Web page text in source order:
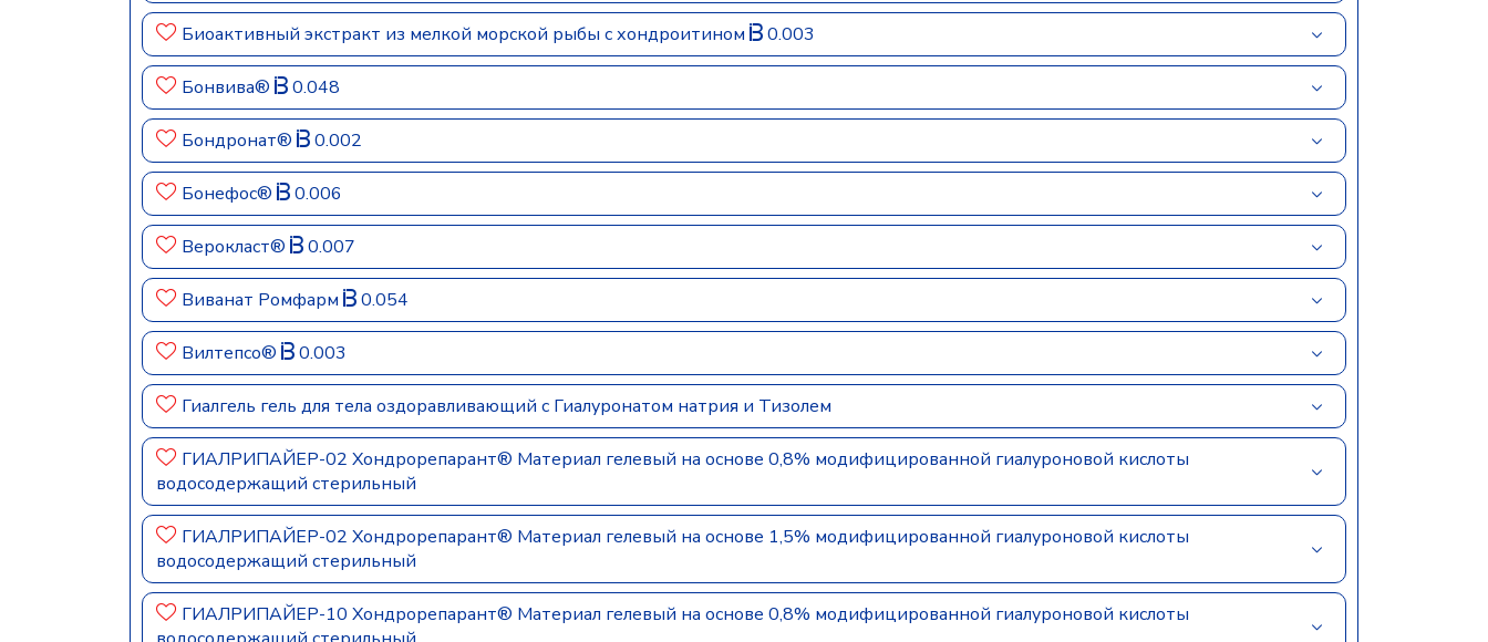
Биоактивный экстракт из мелкой морской рыбы с хондроитином 0.003
Бонвива® 0.048
Бондронат® 0.002
Бонефос® 0.006
Верокласт® 0.007
Виванат Ромфарм 0.054
Вилтепсо® 0.003
Гиалгель гель для тела оздоравливающий с Гиалуронатом натрия и Тизолем
ГИАЛРИПАЙЕР-02 Хондрорепарант® Материал гелевый на основе 0,8% модифицированной гиалуроновой кислоты
водосодержащий стерильный
ГИАЛРИПАЙЕР-02 Хондрорепарант® Материал гелевый на основе 1,5% модифицированной гиалуроновой кислоты
водосодержащий стерильный
ГИАЛРИПАЙЕР-10 Хондрорепарант® Материал гелевый на основе 0,8% модифицированной гиалуроновой кислоты